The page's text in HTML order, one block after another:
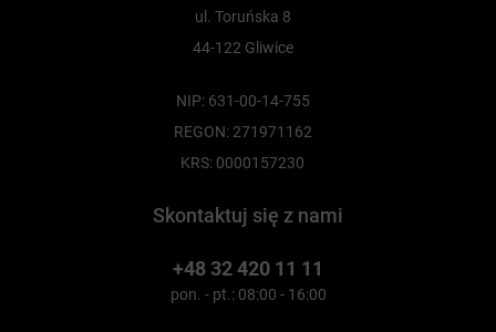
ul. Toruńska 8
44-122 Gliwice
NIP: 631-00-14-755
REGON: 271971162
KRS: 0000157230
Skontaktuj się z nami
+48 32 420 11 11
pon. - pt.: 08:00 - 16:00